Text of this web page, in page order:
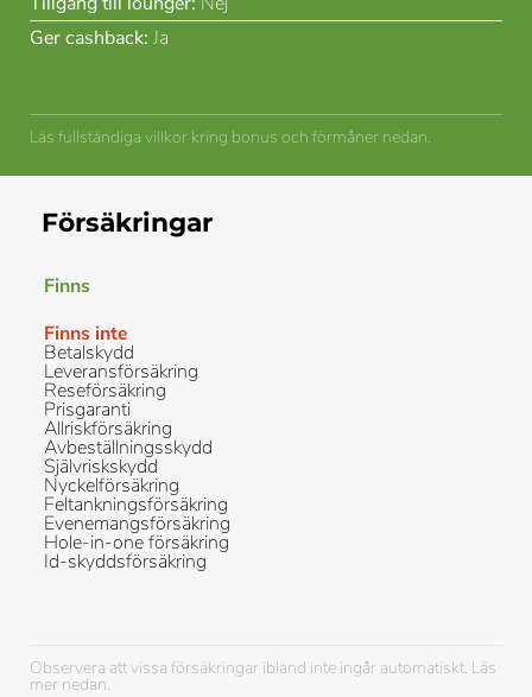
Ger cashback: Ja
Läs fullständiga villkor kring bonus och förmåner nedan.
Försäkringar
Finns
Finns inte
Betalskydd
Leveransförsäkring
Reseförsäkring
Prisgaranti
Allriskförsäkring
Avbeställningsskydd
Självriskskydd
Nyckelförsäkring
Feltankningsförsäkring
Evenemangsförsäkring
Hole-in-one försäkring
Id-skyddsförsäkring
Observera att vissa försäkringar ibland inte ingår automatiskt. Läs
mer nedan.